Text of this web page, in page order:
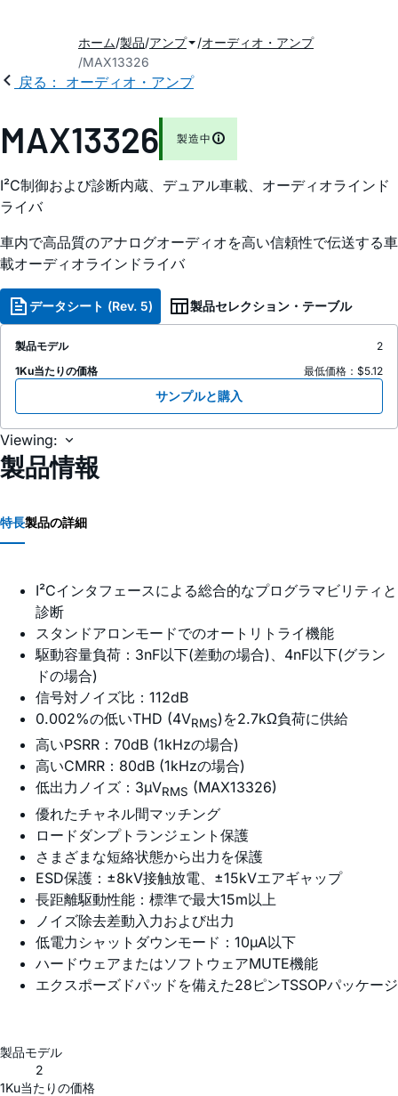
ホーム 製品 アンプ
オーディオ・アンプ
MAX13326
戻る： オーディオ・アンプ
MAX13326 製造中
I²C制御および診断内蔵、デュアル車載、オーディオラインド
ライバ
車内で高品質のアナログオーディオを高い信頼性で伝送する車
載オーディオラインドライバ
データシート (Rev. 5) 製品セレクション・テーブル
製品モデル
2
1Ku当たりの価格
最低価格：$5.12
サンプルと購入
Viewing:
製品情報
特長製品の詳細
I²Cインタフェースによる総合的なプログラマビリティと
診断
スタンドアロンモードでのオートリトライ機能
駆動容量負荷：3nF以下(差動の場合)、4nF以下(グラン
ドの場合)
信号対ノイズ比：112dB
0.002%の低いTHD (4VRMS)を2.7kΩ負荷に供給
高いPSRR：70dB (1kHzの場合)
高いCMRR：80dB (1kHzの場合)
低出力ノイズ：3µVRMS (MAX13326)
優れたチャネル間マッチング
ロードダンプトランジェント保護
さまざまな短絡状態から出力を保護
ESD保護：±8kV接触放電、±15kVエアギャップ
長距離駆動性能：標準で最大15m以上
ノイズ除去差動入力および出力
低電力シャットダウンモード：10µA以下
ハードウェアまたはソフトウェアMUTE機能
エクスポーズドパッドを備えた28ピンTSSOPパッケージ
製品モデル
2
1Ku当たりの価格